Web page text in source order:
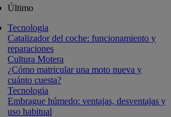
Último
Tecnologia
Catalizador del coche: funcionamiento y
reparaciones
Cultura Motera
¿Cómo matricular una moto nueva y
cuánto cuesta?
Tecnologia
Embrague húmedo: ventajas, desventajas y
uso habitual